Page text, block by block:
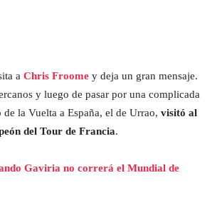
a Chris Froome y deja un gran mensaje.
y luego de pasar por una complicada
la Vuelta a España, el de Urrao, visitó al
del Tour de Francia.
Gaviria no correrá el Mundial de